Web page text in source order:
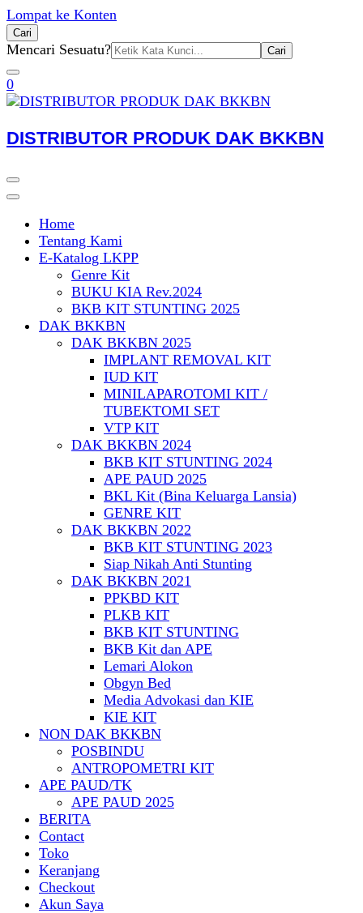
Lompat ke Konten
Cari
Pencarian
untuk:
Mencari Sesuatu?
0
DISTRIBUTOR PRODUK DAK BKKBN
Home
Tentang Kami
E-Katalog LKPP
Genre Kit
BUKU KIA Rev.2024
BKB KIT STUNTING 2025
DAK BKKBN
DAK BKKBN 2025
IMPLANT REMOVAL KIT
IUD KIT
MINILAPAROTOMI KIT /
TUBEKTOMI SET
VTP KIT
DAK BKKBN 2024
BKB KIT STUNTING 2024
APE PAUD 2025
BKL Kit (Bina Keluarga Lansia)
GENRE KIT
DAK BKKBN 2022
BKB KIT STUNTING 2023
Siap Nikah Anti Stunting
DAK BKKBN 2021
PPKBD KIT
PLKB KIT
BKB KIT STUNTING
BKB Kit dan APE
Lemari Alokon
Obgyn Bed
Media Advokasi dan KIE
KIE KIT
NON DAK BKKBN
POSBINDU
ANTROPOMETRI KIT
APE PAUD/TK
APE PAUD 2025
BERITA
Contact
Toko
Keranjang
Checkout
Akun Saya